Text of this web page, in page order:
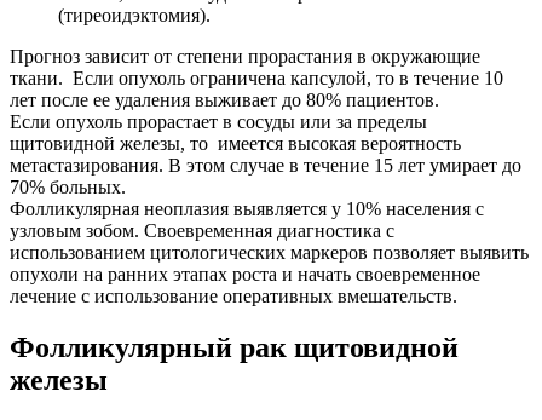
(тиреоидэктомия).
Прогноз зависит от степени прорастания в окружающие
ткани. Если опухоль ограничена капсулой, то в течение 10
лет после ее удаления выживает до 80% пациентов.
Если опухоль прорастает в сосуды или за пределы
щитовидной железы, то имеется высокая вероятность
метастазирования. В этом случае в течение 15 лет умирает до
70% больных.
Фолликулярная неоплазия выявляется у 10% населения с
узловым зобом. Своевременная диагностика с
использованием цитологических маркеров позволяет выявить
опухоли на ранних этапах роста и начать своевременное
лечение с использование оперативных вмешательств.
Фолликулярный рак щитовидной
железы